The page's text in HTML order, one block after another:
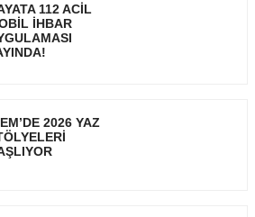
112 ACİL
İHBAR
2026 YAZ